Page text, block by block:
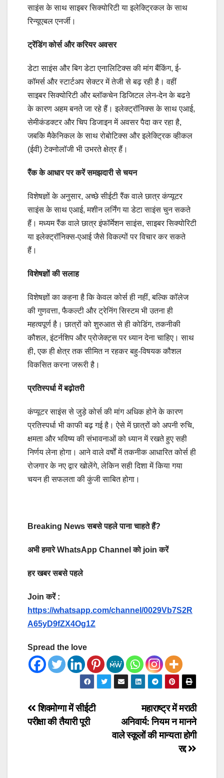
साइंस के साथ साइबर सिक्योरिटी या इलेक्ट्रिकल के साथ
रिन्यूएबल एनर्जी।
ट्रेंडिंग कोर्स और करियर अवसर
डेटा साइंस और बिग डेटा एनालिटिक्स की मांग बैंकिंग, ई-
कॉमर्स और स्टार्टअप सेक्टर में तेजी से बढ़ रही है। वहीं
साइबर सिक्योरिटी और ब्लॉकचेन डिजिटल लेन-देन के बढऩे
के कारण अहम बनते जा रहे हैं। इलेक्ट्रॉनिक्स के साथ एआई,
सेमीकंडक्टर और चिप डिजाइन में अवसर पैदा कर रहा है,
जबकि मैकेनिकल के साथ रोबोटिक्स और इलेक्ट्रिक व्हीकल
(ईवी) टेक्नोलॉजी भी उभरते क्षेत्र हैं।
रैंक के आधार पर करें समझदारी से चयन
विशेषज्ञों के अनुसार, अच्छे सीईटी रैंक वाले छात्र कंप्यूटर
साइंस के साथ एआई, मशीन लर्निंग या डेटा साइंस चुन सकते
हैं। मध्यम रैंक वाले छात्र इंफॉर्मेशन साइंस, साइबर सिक्योरिटी
या इलेक्ट्रॉनिक्स-एआई जैसे विकल्पों पर विचार कर सकते
हैं।
विशेषज्ञों की सलाह
विशेषज्ञों का कहना है कि केवल कोर्स ही नहीं, बल्कि कॉलेज
की गुणवत्ता, फैकल्टी और ट्रेनिंग सिस्टम भी उतना ही
महत्वपूर्ण है। छात्रों को शुरुआत से ही कोडिंग, तकनीकी
कौशल, इंटर्नशिप और प्रोजेक्ट्स पर ध्यान देना चाहिए। साथ
ही, एक ही क्षेत्र तक सीमित न रहकर बहु-विषयक कौशल
विकसित करना जरूरी है।
प्रतिस्पर्धा में बढ़ोतरी
कंप्यूटर साइंस से जुड़े कोर्स की मांग अधिक होने के कारण
प्रतिस्पर्धा भी काफी बढ़ गई है। ऐसे में छात्रों को अपनी रुचि,
क्षमता और भविष्य की संभावनाओं को ध्यान में रखते हुए सही
निर्णय लेना होगा। आने वाले वर्षों में तकनीक आधारित कोर्स ही
रोजगार के नए द्वार खोलेंगे, लेकिन सही दिशा में किया गया
चयन ही सफलता की कुंजी साबित होगा।
Breaking News सबसे पहले पाना चाहते हैं?
अभी हमारे WhatsApp Channel को join करें
हर खबर सबसे पहले
Join करें :
https://whatsapp.com/channel/0029Vb7S2R
A65yD9fZX4Og1Z
Spread the love
Post
navigation
महाराष्ट्र में मराठी
अनिवार्य: नियम न मानने
वाले स्कूलों की मान्यता होगी
रद्द
शिवमोग्गा में सीईटी
परीक्षा की तैयारी पूरी